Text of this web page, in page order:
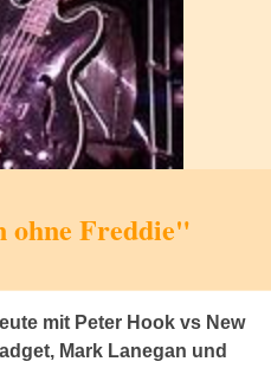
ohne Freddie"
mit Peter Hook vs New
Mark Lanegan und